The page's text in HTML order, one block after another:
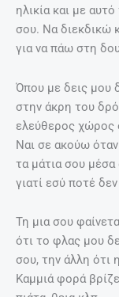
ηλικία και με
σου. Να διεκδικώ
για να πάω στη
Όπου με δεις μου
στην άκρη του
ελεύθερος χώρος
Ναι σε ακούω
τα μάτια σου
γιατί εσύ ποτέ
Τη μια σου
ότι το φλας μου
σου, την άλλη ότι
Καμμιά φορά